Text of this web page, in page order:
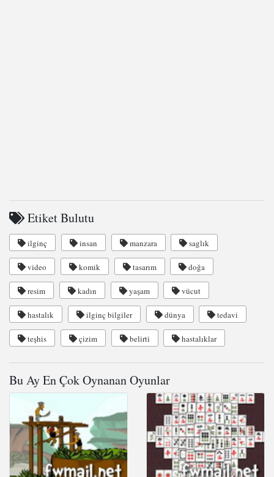
Etiket Bulutu
ilginç insan manzara saglık
video komik tasarım doğa
resim kadın yaşam vücut
hastalık ilginç bilgiler dünya tedavi
teşhis çizim belirti hastalıklar
Bu Ay En Çok Oynanan Oyunlar